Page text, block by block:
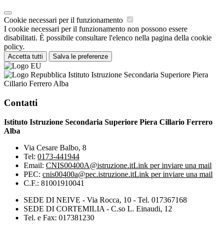
Cookie necessari per il funzionamento
I cookie necessari per il funzionamento non possono essere
disabilitati. È possibile consultare l'elenco nella pagina della cookie
policy.
Accetta tutti Salva le preferenze
Istituto Istruzione Secondaria Superiore Piera
Cillario Ferrero Alba
Contatti
Istituto Istruzione Secondaria Superiore Piera Cillario Ferrero
Alba
Via Cesare Balbo, 8
Tel: 0173-441944
Email: CNIS00400A@istruzione.itLink per inviare una mail
PEC: cnis00400a@pec.istruzione.itLink per inviare una mail
C.F.: 81001910041
SEDE DI NEIVE - Via Rocca, 10 - Tel. 017367168
SEDE DI CORTEMILIA - C.so L. Einaudi, 12
Tel. e Fax: 017381230